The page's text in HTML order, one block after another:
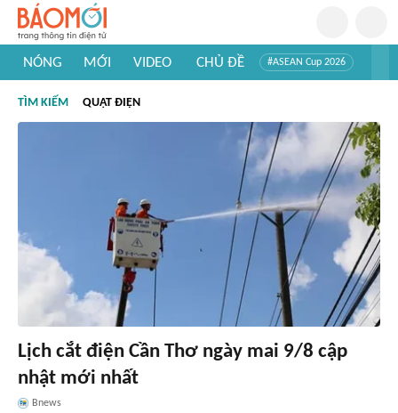
NÓNG MỚI VIDEO CHỦ ĐỀ #ASEAN Cup 2026
#Khám phá thế giới
TÌM KIẾM QUẠT ĐIỆN
Lịch cắt điện Cần Thơ ngày mai 9/8 cập
nhật mới nhất
Bnews